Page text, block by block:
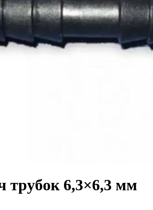
трубок 6,3×6,3 мм